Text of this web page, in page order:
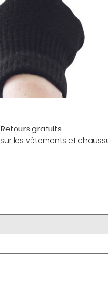
Retours gratuits
sur les vêtements et